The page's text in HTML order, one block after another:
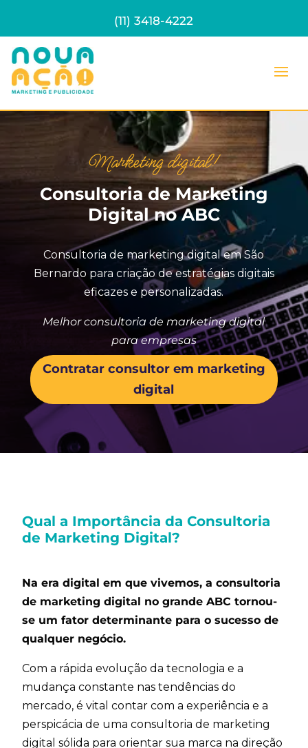
(11) 3418-4222
Marketing digital!
Consultoria de Marketing
Digital no ABC
Consultoria de marketing digital em São
Bernardo para criação de estratégias digitais
eficazes e personalizadas.
Melhor consultoria de marketing digital
para empresas
Contratar consultor em marketing
digital
Qual a Importância da Consultoria
de Marketing Digital?
Na era digital em que vivemos,a consultoria
de marketing digital no grande ABC tornou-
se um fator determinante para o sucesso de
qualquer negócio.
Com a rápida evolução da tecnologia e a
mudança constante nas tendências do
mercado, é vital contar com a experiência e a
perspicácia de uma consultoria de marketing
digital sólida para orientar sua marca na direção